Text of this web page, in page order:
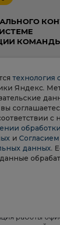
но и
и ценные
работы
технология
Яндекс.
с
обработки
и
данных.